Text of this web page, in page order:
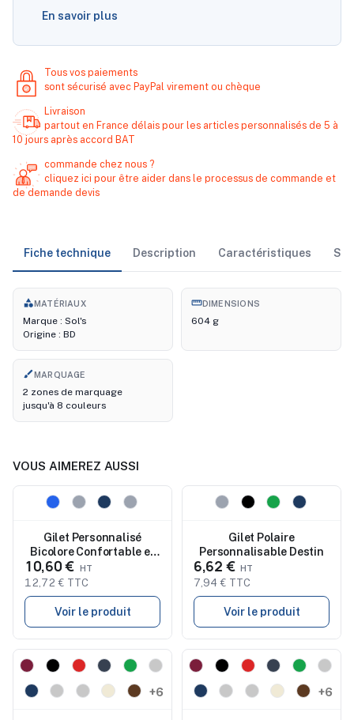
En savoir plus
Tous vos paiements
sont sécurisé avec PayPal virement ou chèque
Livraison
partout en France délais pour les articles personnalisés de 5 à
10 jours après accord BAT
commande chez nous ?
cliquez ici pour être aider dans le processus de commande et
de demande devis
Fiche technique Description Caractéristiques
categoryMATÉRIAUX
Marque : Sol's
Origine : BD
straightenDIMENSIONS
604 g
brushMARQUAGE
2 zones de marquage
jusqu'à 8 couleurs
VOUS AIMEREZ AUSSI
Nouveau
Gilet Personnalisé
Bicolore Confortable et
Stylé Anderson pas cher
10,60 €
12,72 € TTC
Voir le produit
Nouveau
Gilet Polaire
Personnalisable Destin
6,62 €
7,94 € TTC
Voir le produit
Nouveau
+6
Nouveau
+6